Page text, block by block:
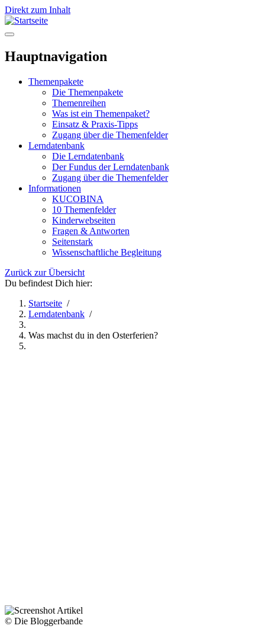
Direkt zum Inhalt
Hauptnavigation
Themenpakete
Die Themenpakete
Themenreihen
Was ist ein Themenpaket?
Einsatz & Praxis-Tipps
Zugang über die Themenfelder
Lerndatenbank
Die Lerndatenbank
Der Fundus der Lerndatenbank
Zugang über die Themenfelder
Informationen
KUCOBINA
10 Themenfelder
Kinderwebseiten
Fragen & Antworten
Seitenstark
Wissenschaftliche Begleitung
Zurück zur Übersicht
Du befindest Dich hier:
Startseite /
Lerndatenbank /
Was machst du in den Osterferien?
© Die Bloggerbande